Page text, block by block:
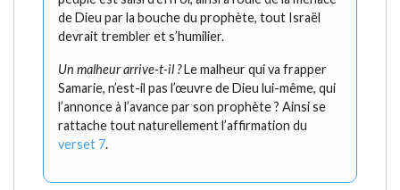
de Dieu par la bouche du prophète, tout Israël
devrait trembler et s’humilier.
Un malheur arrive-t-il ?Le malheur qui va frapper
Samarie, n’est-il pas l’œuvre de Dieu lui-même, qui
l’annonce à l’avance par son prophète ? Ainsi se
rattache tout naturellement l’affirmation du
verset 7.